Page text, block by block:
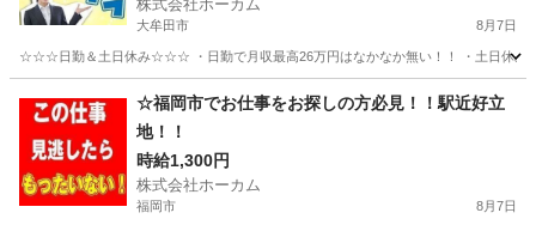
株式会社ホーカム
大牟田市 8月7日
☆☆☆日勤＆土日休み☆☆☆ ・日勤で月収最高26万円はなかなか無い！！ ・土日休み
軽作業 土日
☆福岡市でお仕事をお探しの方必見！！駅近好立
地！！
時給1,300円
株式会社ホーカム
福岡市 8月7日